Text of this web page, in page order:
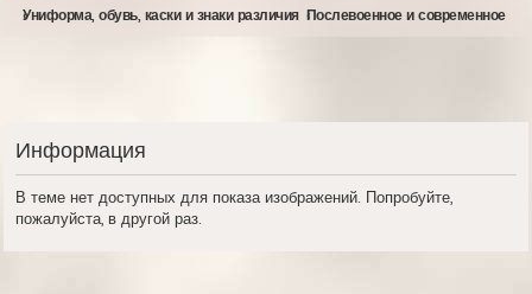
Униформа, обувь, каски и знаки различия Послевоенное и современное
Информация
В теме нет доступных для показа изображений. Попробуйте,
пожалуйста, в другой раз.